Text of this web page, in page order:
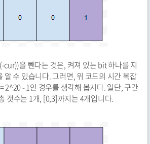
을 뺀다는 것은, 켜져 있는 bit 하나를 지
알 수 있습니다. 그러면, 위 코드의 시간 복잡
2^20 - 1인 경우를 생각해 봅시다. 일단, 구간
갯수는 1개, [0,3]까지는 4개입니다.